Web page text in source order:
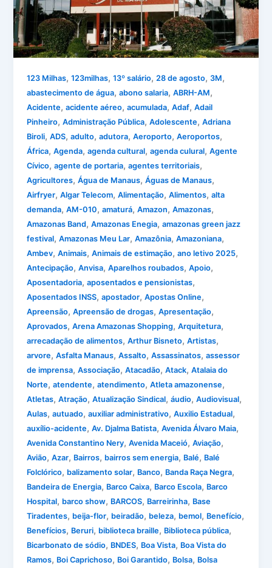
123 Milhas,123milhas,13º salário,28 de agosto,3M,
abastecimento de água,abono salaria,ABRH-AM,
Acidente,acidente aéreo,acumulada,Adaf,Adail
Pinheiro,Administração Pública,Adolescente,Adriana
Biroli,ADS,adulto,adutora,Aeroporto,Aeroportos,
África,Agenda,agenda cultural,agenda culural,Agente
Cívico,agente de portaria,agentes territoriais,
Agricultores,Água de Manaus,Águas de Manaus,
Airfryer,Algar Telecom,Alimentação,Alimentos,alta
demanda,AM-010,amaturá,Amazon,Amazonas,
Amazonas Band,Amazonas Enegia,amazonas green jazz
festival,Amazonas Meu Lar,Amazônia,Amazoniana,
Ambev,Animais,Animais de estimação,ano letivo 2025,
Antecipação,Anvisa,Aparelhos roubados,Apoio,
Aposentadoria,aposentados e pensionistas,
Aposentados INSS,apostador,Apostas Online,
Apreensão,Apreensão de drogas,Apresentação,
Aprovados,Arena Amazonas Shopping,Arquitetura,
arrecadação de alimentos,Arthur Bisneto,Artistas,
arvore,Asfalta Manaus,Assalto,Assassinatos,assessor
de imprensa,Associação,Atacadão,Atack,Atalaia do
Norte,atendente,atendimento,Atleta amazonense,
Atletas,Atração,Atualização Sindical,áudio,Audiovisual,
Aulas,autuado,auxiliar administrativo,Auxilio Estadual,
auxílio-acidente,Av. Djalma Batista,Avenida Álvaro Maia,
Avenida Constantino Nery,Avenida Maceió,Aviação,
Avião,Azar, Bairros, bairros sem energia, Balé, Balé
Folclórico, balizamento solar, Banco, Banda Raça Negra,
Bandeira de Energia, Barco Caixa, Barco Escola, Barco
Hospital, barco show, BARCOS, Barreirinha, Base
Tiradentes, beija-flor, beiradão, beleza, bemol, Benefício,
Benefícios, Beruri, biblioteca braille, Biblioteca pública,
Bicarbonato de sódio, BNDES, Boa Vista, Boa Vista do
Ramos, Boi Caprichoso, Boi Garantido, Bolsa, Bolsa